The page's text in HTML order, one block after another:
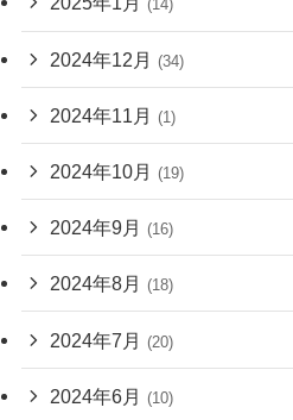
(14)
2024年12月 (34)
2024年11月 (1)
2024年10月 (19)
2024年9月 (16)
2024年8月 (18)
2024年7月 (20)
2024年6月 (10)